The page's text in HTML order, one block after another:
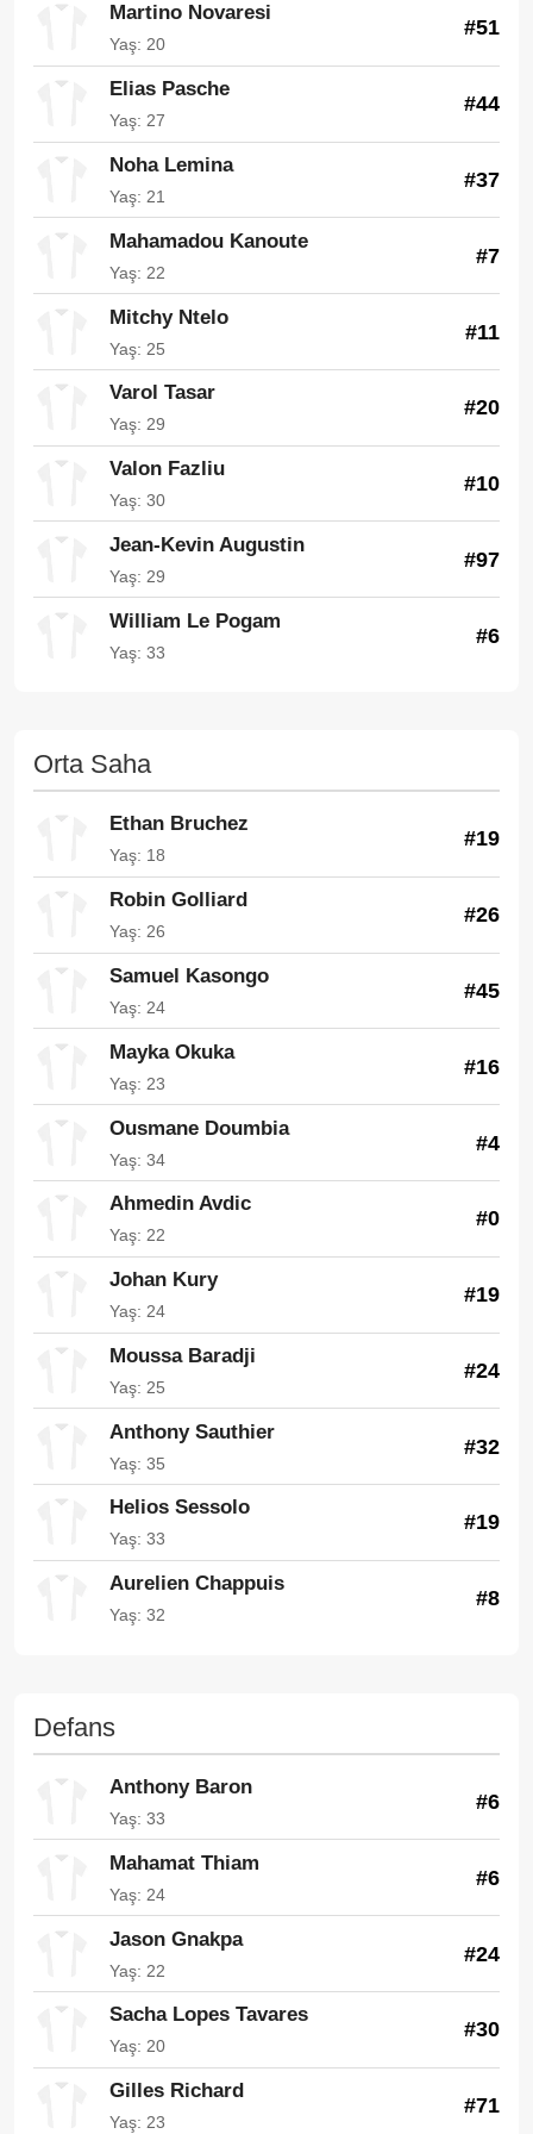
Martino Novaresi
Yaş: 20
#51
Elias Pasche
Yaş: 27
#44
Noha Lemina
Yaş: 21
#37
Mahamadou Kanoute
Yaş: 22
#7
Mitchy Ntelo
Yaş: 25
#11
Varol Tasar
Yaş: 29
#20
Valon Fazliu
Yaş: 30
#10
Jean-Kevin Augustin
Yaş: 29
#97
William Le Pogam
Yaş: 33
#6
Orta Saha
Ethan Bruchez
Yaş: 18
#19
Robin Golliard
Yaş: 26
#26
Samuel Kasongo
Yaş: 24
#45
Mayka Okuka
Yaş: 23
#16
Ousmane Doumbia
Yaş: 34
#4
Ahmedin Avdic
Yaş: 22
#0
Johan Kury
Yaş: 24
#19
Moussa Baradji
Yaş: 25
#24
Anthony Sauthier
Yaş: 35
#32
Helios Sessolo
Yaş: 33
#19
Aurelien Chappuis
Yaş: 32
#8
Defans
Anthony Baron
Yaş: 33
#6
Mahamat Thiam
Yaş: 24
#6
Jason Gnakpa
Yaş: 22
#24
Sacha Lopes Tavares
Yaş: 20
#30
Gilles Richard
Yaş: 23
#71